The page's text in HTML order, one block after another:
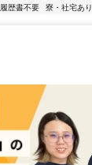
履歴書不要 寮・社宅あり